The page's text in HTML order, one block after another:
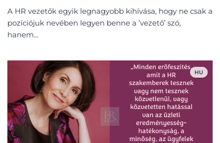
A HR vezetők egyik legnagyobb kihívása, hogy ne csak a
pozíciójuk nevében legyen benne a ’vezető’ szó,
hanem...
HU